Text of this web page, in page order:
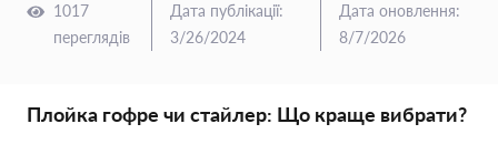
1017
переглядів
Дата публікації:
3/26/2024
Дата оновлення:
8/7/2026
Плойка гофре чи стайлер: Що краще вибрати?